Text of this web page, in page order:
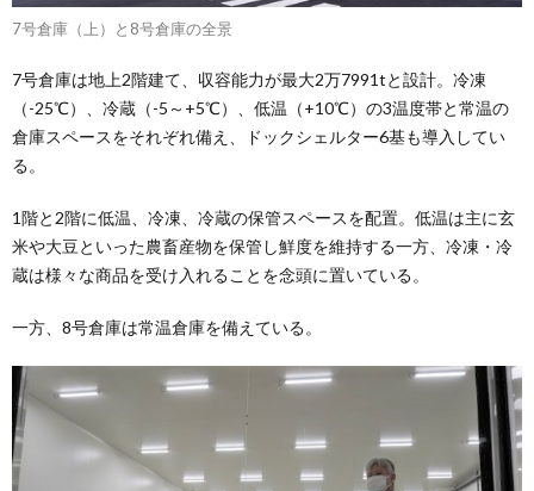
7号倉庫（上）と8号倉庫の全景
7号倉庫は地上2階建て、収容能力が最大2万7991tと設計。冷凍
（-25℃）、冷蔵（-5～+5℃）、低温（+10℃）の3温度帯と常温の
倉庫スペースをそれぞれ備え、ドックシェルター6基も導入してい
る。
1階と2階に低温、冷凍、冷蔵の保管スペースを配置。低温は主に玄
米や大豆といった農畜産物を保管し鮮度を維持する一方、冷凍・冷
蔵は様々な商品を受け入れることを念頭に置いている。
一方、8号倉庫は常温倉庫を備えている。